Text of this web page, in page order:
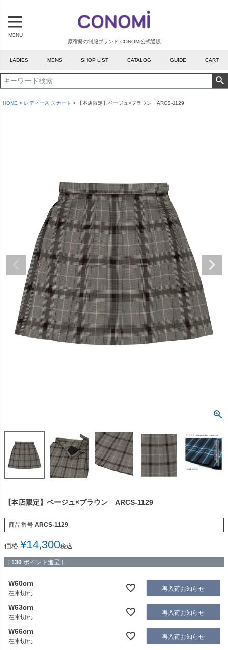
原宿発の制服ブランド CONOMi公式通販
MENU
LADIES MENS SHOP LIST CATALOG GUIDE CART
HOME レディース スカート 【本店限定】ベージュ×ブラウン ARCS-1129
【本店限定】ベージュ×ブラウン ARCS-1129
商品番号 ARCS-1129
価格 ¥14,300税込
[ 130 ポイント進呈 ]
W60cm
在庫切れ
再入荷お知らせ
W63cm
在庫切れ
再入荷お知らせ
W66cm
在庫切れ
再入荷お知らせ